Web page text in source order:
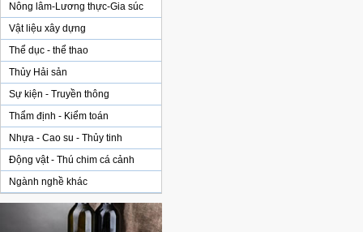
Nông lâm-Lương thực-Gia súc
Vật liệu xây dựng
Thể dục - thể thao
Thủy Hải sản
Sự kiện - Truyền thông
Thẩm định - Kiểm toán
Nhựa - Cao su - Thủy tinh
Động vật - Thú chim cá cảnh
Ngành nghề khác